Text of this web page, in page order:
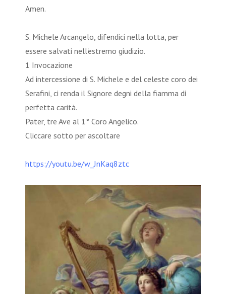
Amen.
S. Michele Arcangelo, difendici nella lotta, per
essere salvati nell'estremo giudizio.
1 Invocazione
Ad intercessione di S. Michele e del celeste coro dei
Serafini, ci renda il Signore degni della fiamma di
perfetta carità.
Pater, tre Ave al 1° Coro Angelico.
Cliccare sotto per ascoltare
https://youtu.be/w_JnKaq8ztc